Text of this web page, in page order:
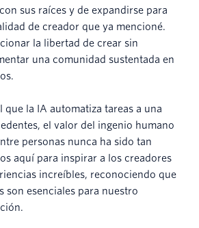
sus raíces y de expandirse para
de creador que ya mencioné.
la libertad de crear sin
una comunidad sustentada en
que la IA automatiza tareas a una
el valor del ingenio humano
personas nunca ha sido tan
aquí para inspirar a los creadores
increíbles, reconociendo que
son esenciales para nuestro